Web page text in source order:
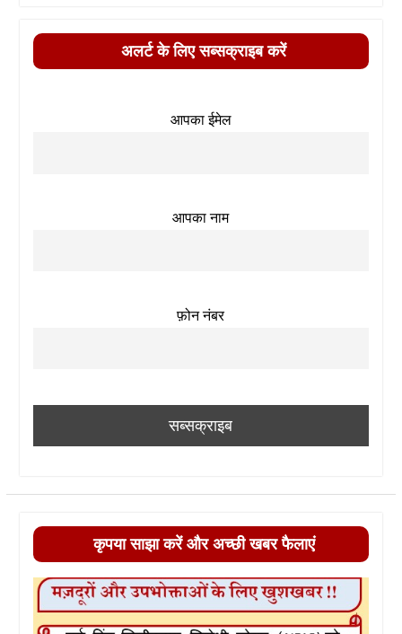
अलर्ट के लिए सब्सक्राइब करें
आपका ईमेल
आपका नाम
फ़ोन नंबर
कृपया साझा करें और अच्छी खबर फैलाएं